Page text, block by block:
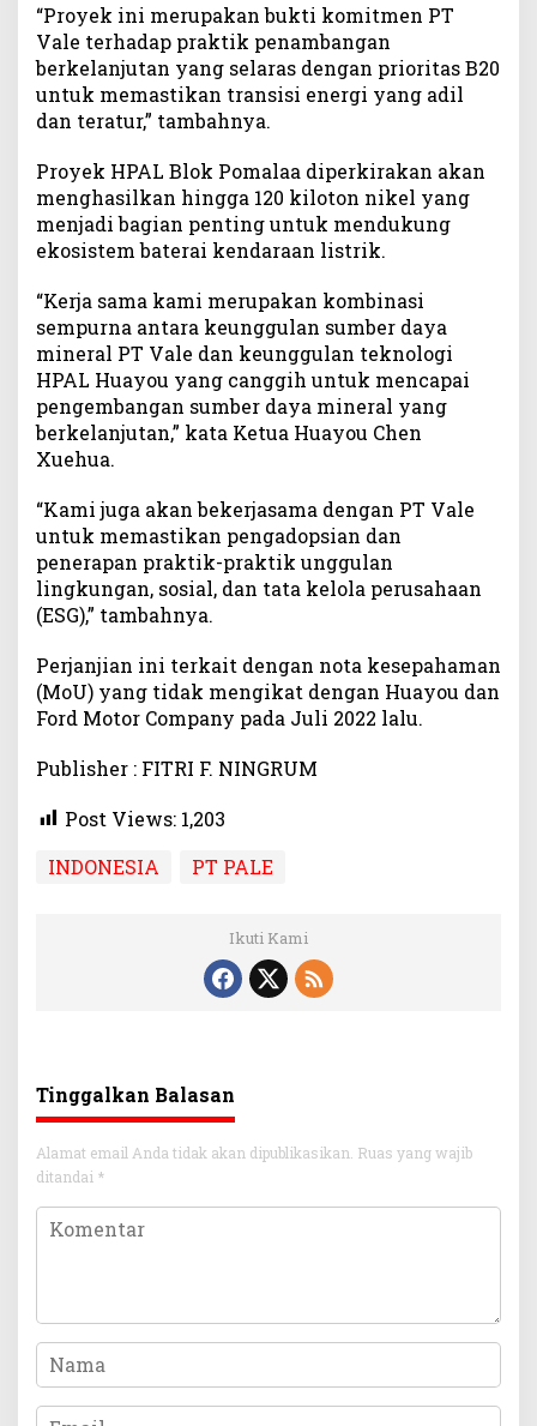
D
e
f
i
i
i
f
“Proyek ini merupakan bukti komitmen PT
Vale terhadap praktik penambangan
berkelanjutan yang selaras dengan prioritas B20
untuk memastikan transisi energi yang adil
dan teratur,” tambahnya.
Proyek HPAL Blok Pomalaa diperkirakan akan
menghasilkan hingga 120 kiloton nikel yang
menjadi bagian penting untuk mendukung
ekosistem baterai kendaraan listrik.
“Kerja sama kami merupakan kombinasi
sempurna antara keunggulan sumber daya
mineral PT Vale dan keunggulan teknologi
HPAL Huayou yang canggih untuk mencapai
pengembangan sumber daya mineral yang
berkelanjutan,” kata Ketua Huayou Chen
Xuehua.
“Kami juga akan bekerjasama dengan PT Vale
untuk memastikan pengadopsian dan
penerapan praktik-praktik unggulan
lingkungan, sosial, dan tata kelola perusahaan
(ESG),” tambahnya.
Perjanjian ini terkait dengan nota kesepahaman
(MoU) yang tidak mengikat dengan Huayou dan
Ford Motor Company pada Juli 2022 lalu.
Publisher : FITRI F. NINGRUM
Post Views: 1,203
INDONESIA
PT PALE
Ikuti Kami
Tinggalkan Balasan
Alamat email Anda tidak akan dipublikasikan. Ruas yang wajib
ditandai *